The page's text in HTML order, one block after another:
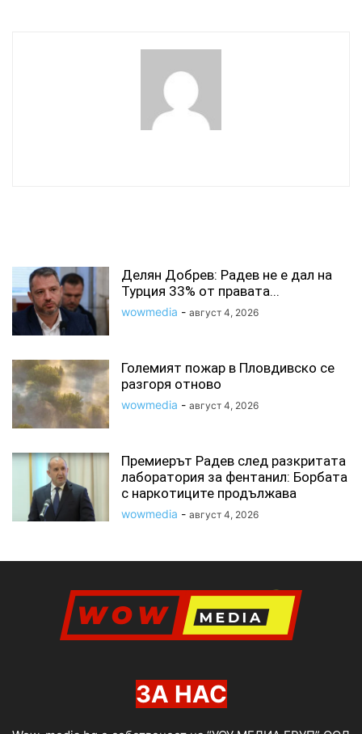
Делян Добрев: Радев не е дал на
Турция 33% от правата...
wowmedia - август 4, 2026
Големият пожар в Пловдивско се
разгоря отново
wowmedia - август 4, 2026
Премиерът Радев след разкритата
лаборатория за фентанил: Борбата
с наркотиците продължава
wowmedia - август 4, 2026
ЗА НАС